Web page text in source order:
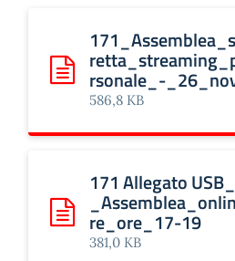
Scarica:rsonale_-
586,8 KB
Scarica: 171 Allegato
171 Allegato
re_ore_17-19
381,0 KB